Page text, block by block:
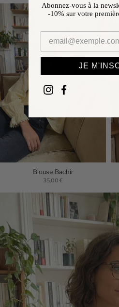
Blouse Bachir
35,00 €
Abonnez-vous à la
-10% sur votre
JE